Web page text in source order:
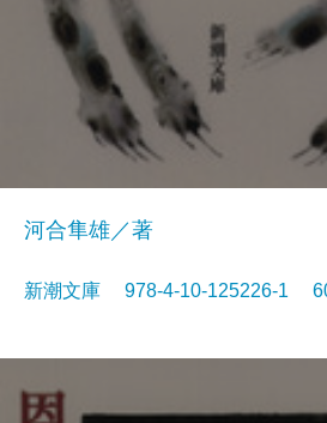
河合隼雄／著
新潮文庫 978-4-10-125226-1